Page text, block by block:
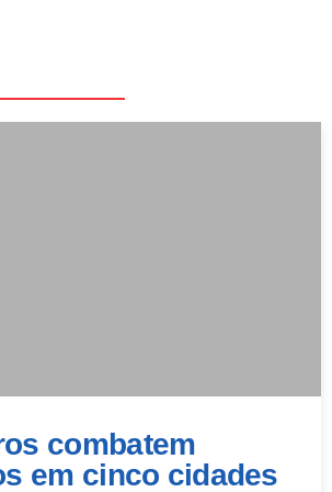
combatem
em cinco cidades